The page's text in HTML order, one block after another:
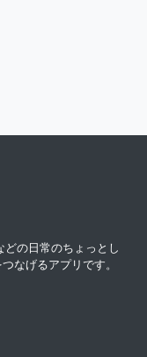
の日常のちょっとし
なげるアプリです。